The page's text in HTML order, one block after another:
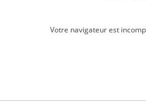
Votre navigateur est